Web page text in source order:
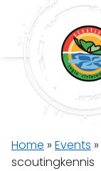
Home » Events »
scoutingkennis